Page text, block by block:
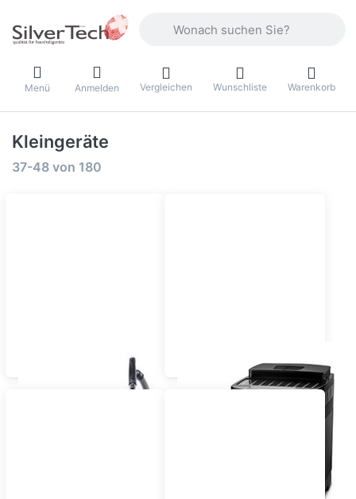
Menü Anmelden Vergleichen Wunschliste Warenkorb
Kleingeräte
Suchergebnisse:
37-48 von 180